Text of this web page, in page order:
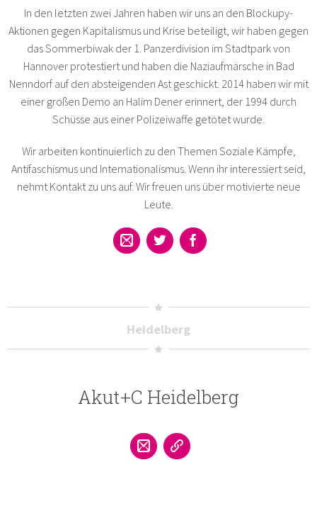
In den letzten zwei Jahren haben wir uns an den Blockupy-
Aktionen gegen Kapitalismus und Krise beteiligt, wir haben gegen
das Sommerbiwak der 1. Panzerdivision im Stadtpark von
Hannover protestiert und haben die Naziaufmärsche in Bad
Nenndorf auf den absteigenden Ast geschickt. 2014 haben wir mit
einer großen Demo an Halim Dener erinnert, der 1994 durch
Schüsse aus einer Polizeiwaffe getötet wurde.
Wir arbeiten kontinuierlich zu den Themen Soziale Kämpfe,
Antifaschismus und Internationalismus. Wenn ihr interessiert seid,
nehmt Kontakt zu uns auf. Wir freuen uns über motivierte neue
Leute.
Heidelberg
Akut+C Heidelberg